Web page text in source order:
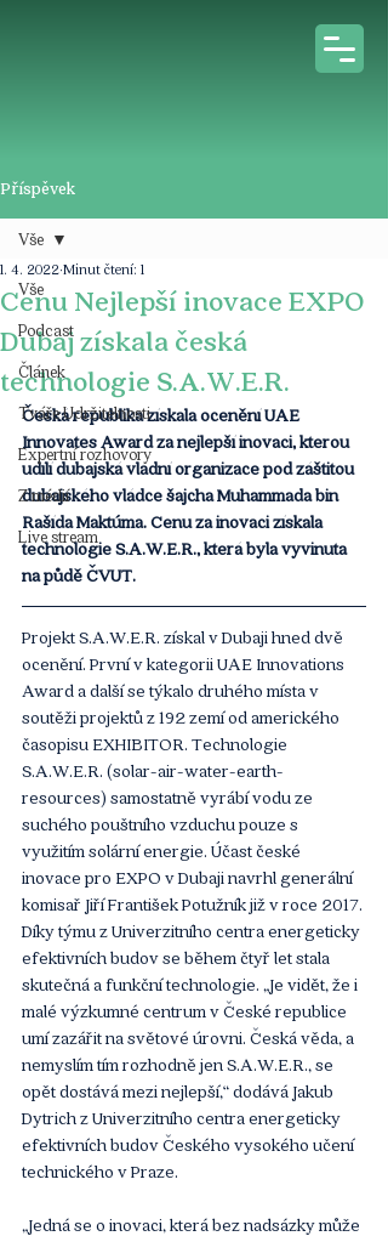
Příspěvek
Vše
Podcast
Článek
Tváře Udržitelnosti
Expertní rozhovory
Z médií
Live stream
Vše
Cenu Nejlepší inovace EXPO
Dubaj získala česká
technologie S.A.W.E.R.
1. 4. 2022 Minut čtení: 1
Česká republika získala ocenění UAE
Innovates Award za nejlepší inovaci, kterou
udílí dubajská vládní organizace pod záštitou
dubajského vládce šajcha Muhammada bin
Rašída Maktúma. Cenu za inovaci získala
technologie S.A.W.E.R., která byla vyvinuta
na půdě ČVUT.
Projekt S.A.W.E.R. získal v Dubaji hned dvě
ocenění. První v kategorii UAE Innovations
Award a další se týkalo druhého místa v
soutěži projektů z 192 zemí od amerického
časopisu EXHIBITOR. Technologie
S.A.W.E.R. (solar-air-water-earth-
resources) samostatně vyrábí vodu ze
suchého pouštního vzduchu pouze s
využitím solární energie. Účast české
inovace pro EXPO v Dubaji navrhl generální
komisař Jiří František Potužník již v roce 2017.
Díky týmu z Univerzitního centra energeticky
efektivních budov se během čtyř let stala
skutečná a funkční technologie. „Je vidět, že i
malé výzkumné centrum v České republice
umí zazářit na světové úrovni. Česká věda, a
nemyslím tím rozhodně jen S.A.W.E.R., se
opět dostává mezi nejlepší,“ dodává Jakub
Dytrich z Univerzitního centra energeticky
efektivních budov Českého vysokého učení
technického v Praze.
„Jedná se o inovaci, která bez nadsázky může